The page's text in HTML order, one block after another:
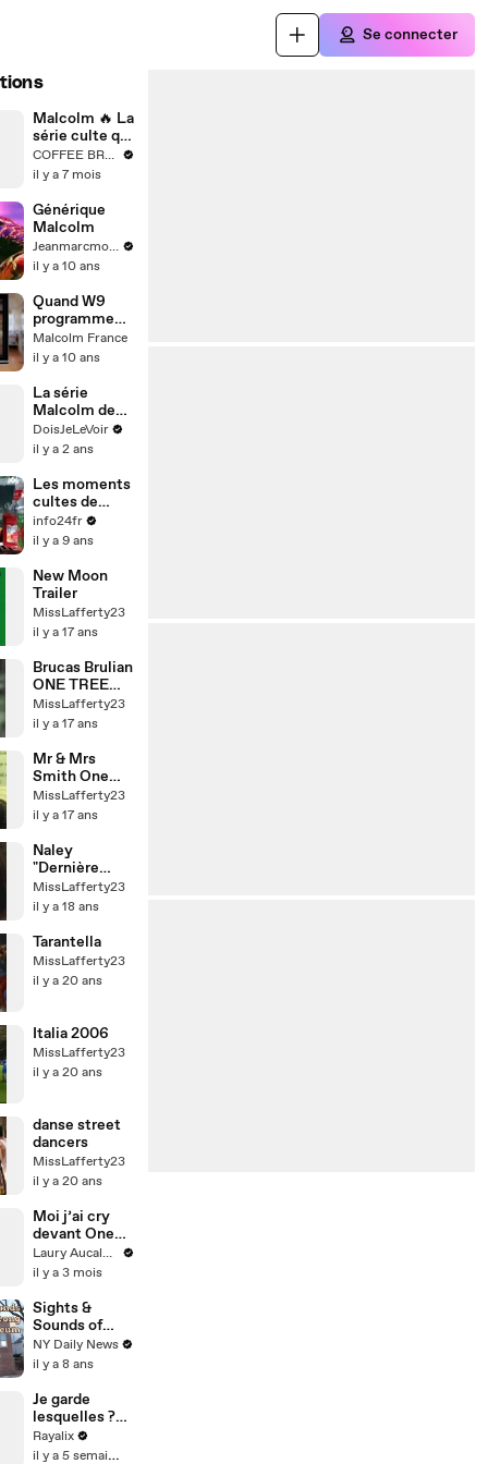
Se connecter
Malcolm 🔥 La
série culte qui
n’a jamais
vieilli
COFFEE BREAK GEEK
il y a 7 mois
Générique
Malcolm
Jeanmarcmorandini.com
il y a 10 ans
Quand W9
programme
les épisodes
de Malcolm...
Malcolm France
il y a 10 ans
La série
Malcolm de
retour !
#malcolm
DoisJeLeVoir
il y a 2 ans
Les moments
cultes de
Malcolm
info24fr
il y a 9 ans
New Moon
Trailer
MissLafferty23
il y a 17 ans
Brucas Brulian
ONE TREE
HILL
MissLafferty23
il y a 17 ans
Mr & Mrs
Smith One
Tree Hill
(brucas)
MissLafferty23
il y a 17 ans
Naley
"Dernière
Chance" Lea
MissLafferty23
il y a 18 ans
Tarantella
MissLafferty23
il y a 20 ans
Italia 2006
MissLafferty23
il y a 20 ans
danse street
dancers
MissLafferty23
il y a 20 ans
Moi j’ai cry
devant One
Piece et toi ?
👀
Laury Aucalme
il y a 3 mois
Sights &
Sounds of
Louis
Armstrong
Museum
NY Daily News
il y a 8 ans
Je garde
lesquelles ??
L’avant
dernière elle
Rayalix
il y a 5 semaines